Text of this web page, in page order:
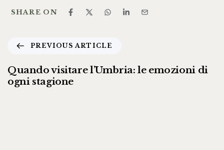
SHARE ON
PREVIOUS ARTICLE
Quando visitare l’Umbria: le emozioni di
ogni stagione